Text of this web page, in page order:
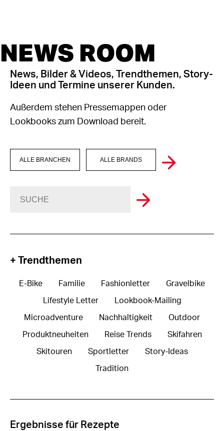
NEWS ROOM
News, Bilder & Videos, Trendthemen, Story-
Ideen und Termine unserer Kunden.
Außerdem stehen Pressemappen oder
Lookbooks zum Download bereit.
ALLE BRANCHEN ALLE BRANDS
+ Trendthemen
E-Bike Familie Fashionletter Gravelbike
Lifestyle Letter Lookbook-Mailing
Microadventure Nachhaltigkeit Outdoor
Produktneuheiten Reise Trends Skifahren
Skitouren Sportletter Story-Ideas
Tradition
Ergebnisse für Rezepte